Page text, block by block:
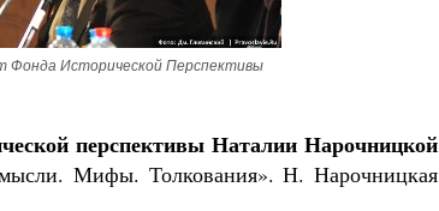
Фонда Исторической Перспективы
перспективы Наталии Нарочницкой
Мифы. Толкования». Н. Нарочницкая